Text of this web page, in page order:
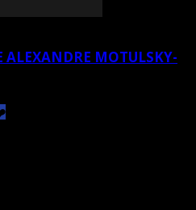
ALEXANDRE MOTULSKY-